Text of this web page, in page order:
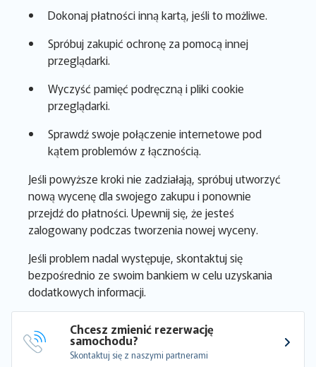
Dokonaj płatności inną kartą, jeśli to możliwe.
Spróbuj zakupić ochronę za pomocą innej
przeglądarki.
Wyczyść pamięć podręczną i pliki cookie
przeglądarki.
Sprawdź swoje połączenie internetowe pod
kątem problemów z łącznością.
Jeśli powyższe kroki nie zadziałają, spróbuj utworzyć
nową wycenę dla swojego zakupu i ponownie
przejdź do płatności. Upewnij się, że jesteś
zalogowany podczas tworzenia nowej wyceny.
Jeśli problem nadal występuje, skontaktuj się
bezpośrednio ze swoim bankiem w celu uzyskania
dodatkowych informacji.
Chcesz zmienić rezerwację
samochodu?
Skontaktuj się z naszymi partnerami